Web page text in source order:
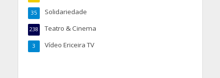
Solidariedade
35
Teatro & Cinema
238
Vídeo Ericeira TV
3